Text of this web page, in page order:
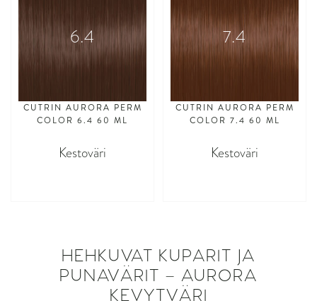
6.4
CUTRIN AURORA PERM
COLOR 6.4 60 ML
Kestoväri
7.4
CUTRIN AURORA PERM
COLOR 7.4 60 ML
Kestoväri
HEHKUVAT KUPARIT JA
PUNAVÄRIT – AURORA
KEVYTVÄRI